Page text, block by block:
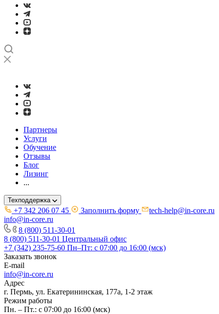
Партнеры
Услуги
Обучение
Отзывы
Блог
Лизинг
...
Техподдержка
+7 342 206 07 45 Заполнить форму
tech-help@in-core.ru
info@in-core.ru
8 (800) 511-30-01
8 (800) 511-30-01 Центральный офис
+7 (342) 235-75-60 Пн–Пт: с 07:00 до 16:00 (мск)
Заказать звонок
E-mail
info@in-core.ru
Адрес
г. Пермь, ул. ​Екатерининская, 177а, ​1-2 этаж
Режим работы
Пн. – Пт.: с 07:00 до 16:00 (мск)